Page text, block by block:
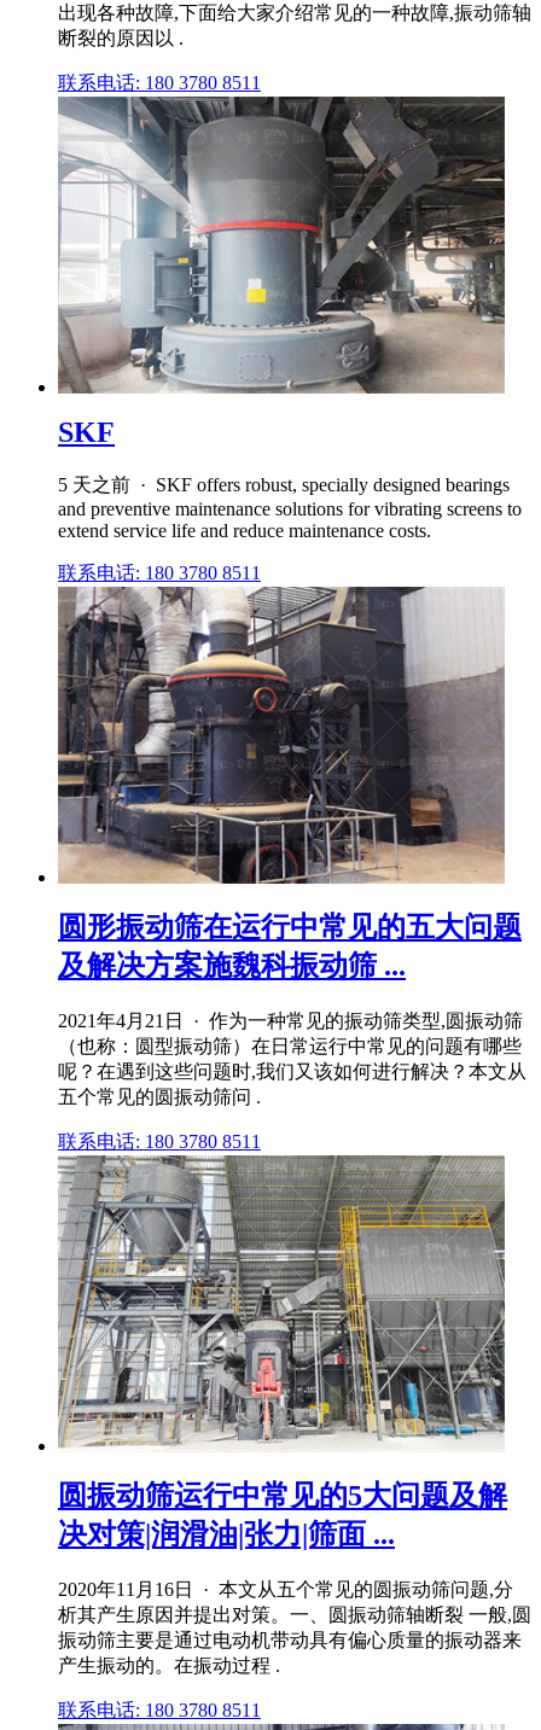
出现各种故障,下面给大家介绍常见的一种故障,振动筛轴
断裂的原因以 .
联系电话: 180 3780 8511
SKF
5 天之前 · SKF offers robust, specially designed bearings
and preventive maintenance solutions for vibrating screens to
extend service life and reduce maintenance costs.
联系电话: 180 3780 8511
圆形振动筛在运行中常见的五大问题
及解决方案施魏科振动筛 ...
2021年4月21日 · 作为一种常见的振动筛类型,圆振动筛
（也称：圆型振动筛）在日常运行中常见的问题有哪些
呢？在遇到这些问题时,我们又该如何进行解决？本文从
五个常见的圆振动筛问 .
联系电话: 180 3780 8511
圆振动筛运行中常见的5大问题及解
决对策|润滑油|张力|筛面 ...
2020年11月16日 · 本文从五个常见的圆振动筛问题,分
析其产生原因并提出对策。一、圆振动筛轴断裂 一般,圆
振动筛主要是通过电动机带动具有偏心质量的振动器来
产生振动的。在振动过程 .
联系电话: 180 3780 8511